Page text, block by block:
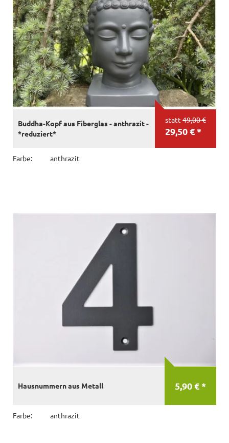
statt 49,00 €
29,50 € *
Buddha-Kopf aus Fiberglas - anthrazit -
*reduziert*
Farbe: anthrazit
5,90 € *
Hausnummern aus Metall
Farbe: anthrazit